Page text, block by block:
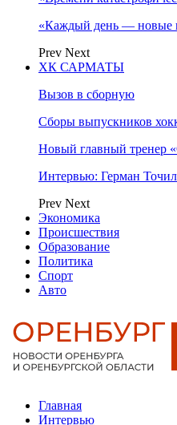
«Каждый день — новые
Prev Next
ХК САРМАТЫ
Вызов в сборную
Сборы выпускников
Новый главный тренер
Интервью: Герман
Prev Next
Экономика
Происшествия
Образование
Политика
Спорт
Авто
Главная
Интервью